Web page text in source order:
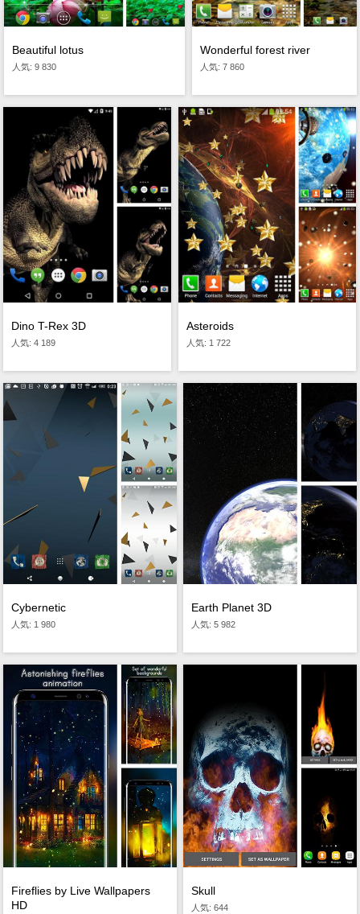
Beautiful lotus
人気: 9 830
Wonderful forest river
人気: 7 860
Dino T-Rex 3D
人気: 4 189
Asteroids
人気: 1 722
Cybernetic
人気: 1 980
Earth Planet 3D
人気: 5 982
Fireflies by Live Wallpapers
HD
Skull
人気: 644